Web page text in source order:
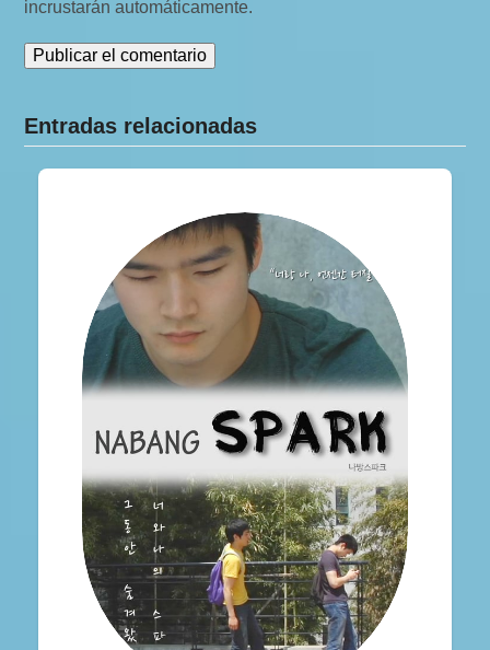
incrustarán automáticamente.
Entradas relacionadas